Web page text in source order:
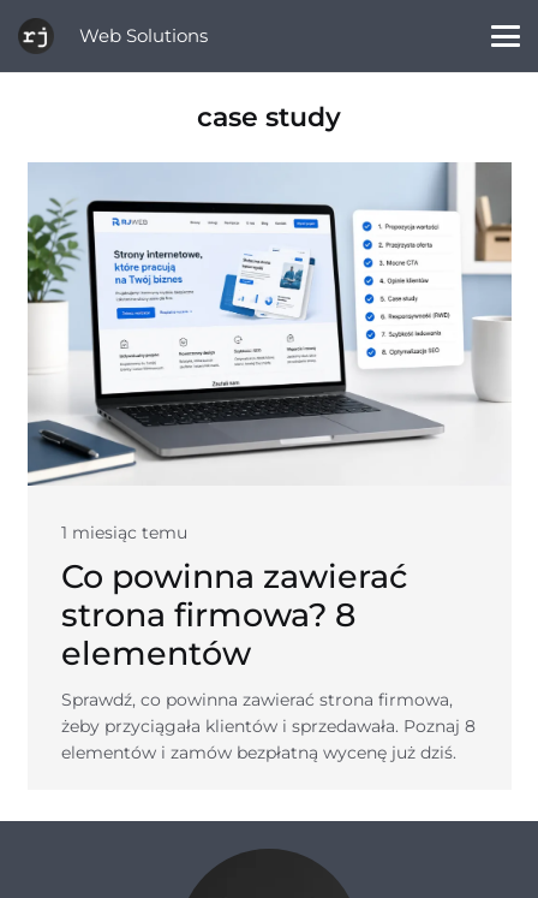
Web Solutions
case study
1 miesiąc temu
Co powinna zawierać
strona firmowa? 8
elementów
Sprawdź, co powinna zawierać strona firmowa,
żeby przyciągała klientów i sprzedawała. Poznaj 8
elementów i zamów bezpłatną wycenę już dziś.